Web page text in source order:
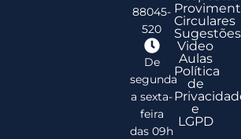
88045-
520
De
segunda
a sexta-
feira
das 09h
Circulares
Sugestões
Video
Aulas
Política
de
e
LGPD